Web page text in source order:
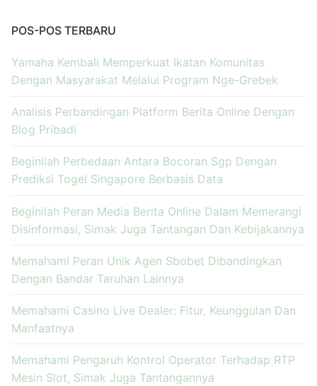
POS-POS TERBARU
Yamaha Kembali Memperkuat Ikatan Komunitas
Dengan Masyarakat Melalui Program Nge-Grebek
Analisis Perbandingan Platform Berita Online Dengan
Blog Pribadi
Beginilah Perbedaan Antara Bocoran Sgp Dengan
Prediksi Togel Singapore Berbasis Data
Beginilah Peran Media Berita Online Dalam Memerangi
Disinformasi, Simak Juga Tantangan Dan Kebijakannya
Memahami Peran Unik Agen Sbobet Dibandingkan
Dengan Bandar Taruhan Lainnya
Memahami Casino Live Dealer: Fitur, Keunggulan Dan
Manfaatnya
Memahami Pengaruh Kontrol Operator Terhadap RTP
Mesin Slot, Simak Juga Tantangannya